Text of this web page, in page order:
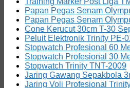
Papan Pegas Senam
Papan Pegas Senam
Cone Kerucut 30cm T-30
Peluit Elektronik Trinity PE-
Stopwatch Profesional 60
Stopwatch Profesional 30
Stopwatch Trinity TNT-2009
Jaring Gawang Sepakbola
Jaring Voli Profesional